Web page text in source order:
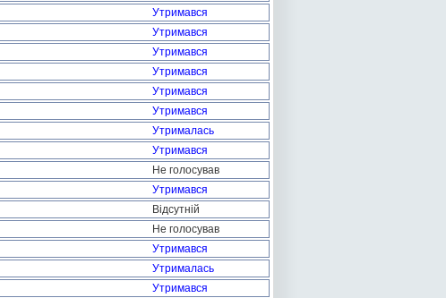
Утримався
Утримався
Утримався
Утримався
Утримався
Утримався
Утрималась
Утримався
Не голосував
Утримався
Відсутній
Не голосував
Утримався
Утрималась
Утримався